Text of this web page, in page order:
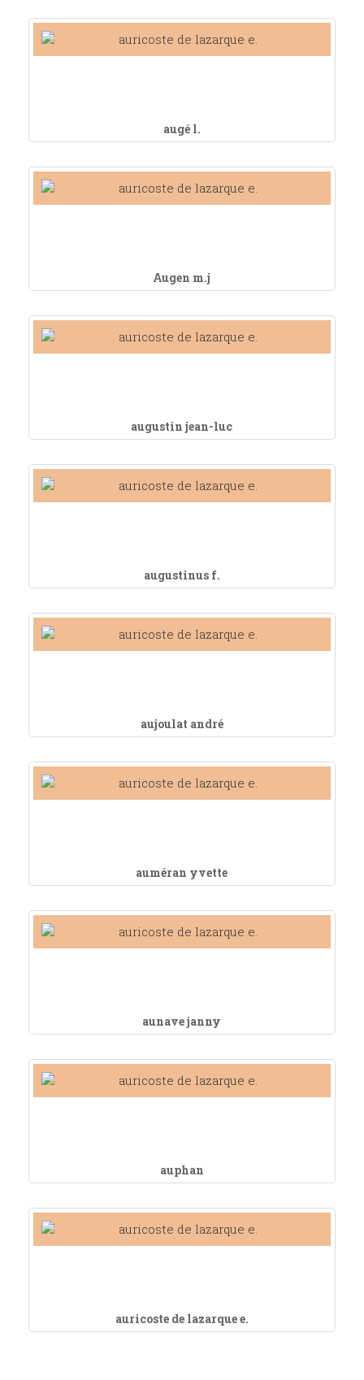
augé l.
Augen m.j
augustin jean-luc
augustinus f.
aujoulat andré
auméran yvette
aunave janny
auphan
auricoste de lazarque e.